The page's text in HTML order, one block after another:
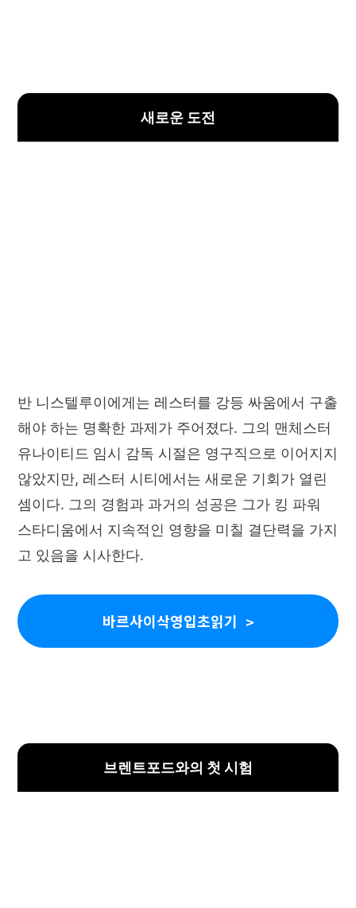
새로운 도전
반 니스텔루이에게는 레스터를 강등 싸움에서 구출
해야 하는 명확한 과제가 주어졌다. 그의 맨체스터
유나이티드 임시 감독 시절은 영구직으로 이어지지
않았지만, 레스터 시티에서는 새로운 기회가 열린
셈이다. 그의 경험과 과거의 성공은 그가 킹 파워
스타디움에서 지속적인 영향을 미칠 결단력을 가지
고 있음을 시사한다.
바르사이삭영입초읽기
브렌트포드와의 첫 시험